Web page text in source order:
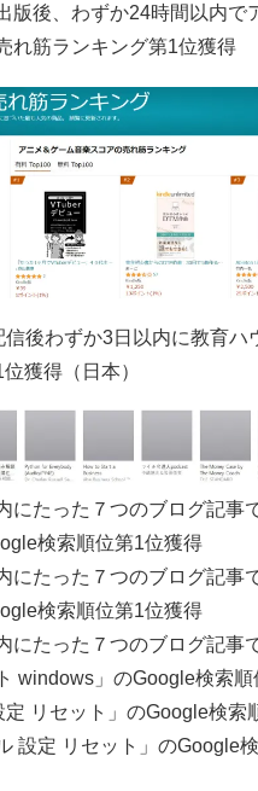
版後、わずか24時間以内で
れ筋ランキング第1位獲得
信後わずか3日以内に教育ハ
獲得（日本）
にたった７つのブログ記事
検索順位第1位獲得
にたった７つのブログ記事
検索順位第1位獲得
にたった７つのブログ記事
windows」のGoogle検索
定 リセット」のGoogle検索
設定 リセット」のGoogle